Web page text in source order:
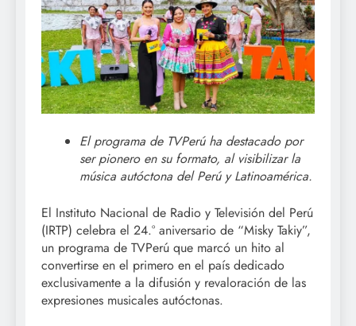
El programa de TVPerú ha destacado por
ser pionero en su formato, al visibilizar la
música autóctona del Perú y Latinoamérica.
El Instituto Nacional de Radio y Televisión del Perú
(IRTP) celebra el 24.° aniversario de “Misky Takiy”,
un programa de TVPerú que marcó un hito al
convertirse en el primero en el país dedicado
exclusivamente a la difusión y revaloración de las
expresiones musicales autóctonas.